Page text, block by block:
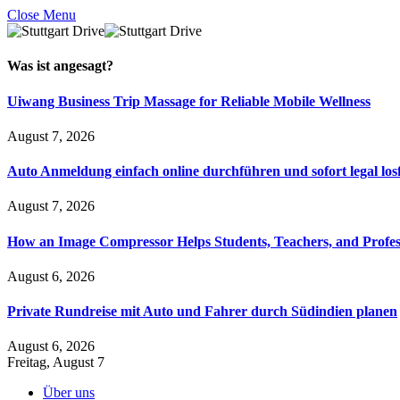
Close Menu
Was ist angesagt?
Uiwang Business Trip Massage for Reliable Mobile Wellness
August 7, 2026
Auto Anmeldung einfach online durchführen und sofort legal
August 7, 2026
How an Image Compressor Helps Students, Teachers, and
August 6, 2026
Private Rundreise mit Auto und Fahrer durch Südindien planen
August 6, 2026
Freitag, August 7
Über uns